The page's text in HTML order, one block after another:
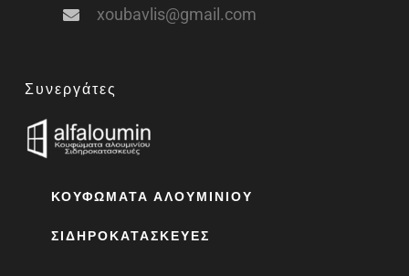
xoubavlis@gmail.com
Συνεργάτες
ΚΟΥΦΏΜΑΤΑ ΑΛΟΥΜΙΝΊΟΥ
ΣΙΔΗΡΟΚΑΤΑΣΚΕΥΈΣ